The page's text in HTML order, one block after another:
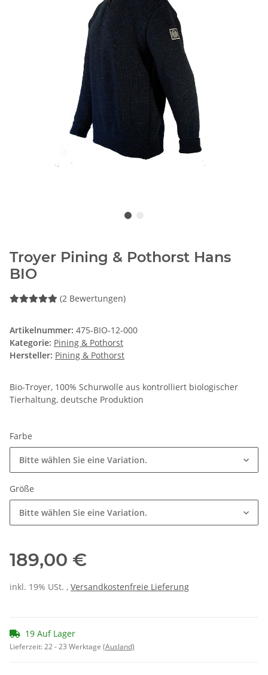
Troyer Pining & Pothorst Hans
BIO
(2 Bewertungen)
Artikelnummer: 475-BIO-12-000
Kategorie: Pining & Pothorst
Hersteller: Pining & Pothorst
Bio-Troyer, 100% Schurwolle aus kontrolliert biologischer
Tierhaltung, deutsche Produktion
Farbe
Bitte wählen Sie eine Variation.
Größe
Bitte wählen Sie eine Variation.
189,00 €
inkl. 19% USt. , Versandkostenfreie Lieferung
19 Auf Lager
Lieferzeit:22 - 23 Werktage (Ausland)